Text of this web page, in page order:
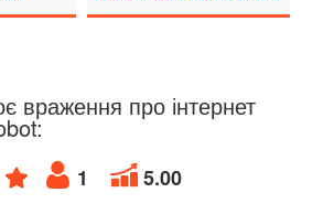
враження про інтернет
1 5.00